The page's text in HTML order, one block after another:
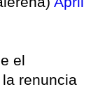
el
renuncia